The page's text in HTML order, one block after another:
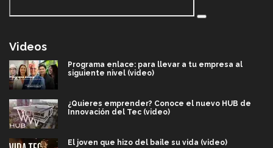
Videos
Programa enlace: para llevar a tu empresa al
siguiente nivel (video)
¿Quieres emprender? Conoce el nuevo HUB de
Innovación del Tec (video)
El joven que hizo del baile su vida (video)